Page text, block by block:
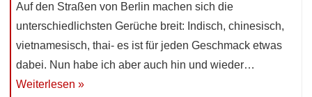
Auf den Straßen von Berlin machen sich die
unterschiedlichsten Gerüche breit: Indisch, chinesisch,
vietnamesisch, thai- es ist für jeden Geschmack etwas
dabei. Nun habe ich aber auch hin und wieder…
Weiterlesen »